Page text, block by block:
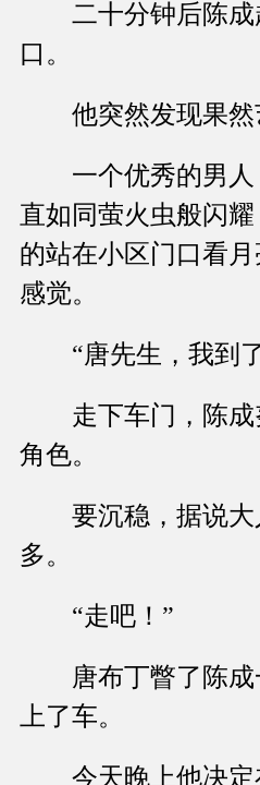
二十分钟后陈成
口。
他突然发现果然
一个优秀的男人
直如同萤火虫般闪
的站在小区门口看
感觉。
“唐先生，我到
走下车门，陈成
角色。
要沉稳，据说大
多。
“走吧！”
唐布丁瞥了陈成
上了车。
今天晚上他决定